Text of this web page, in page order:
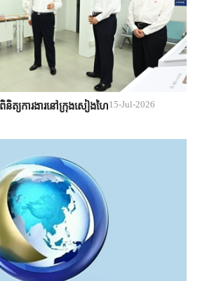
ត្យការងារនៅក្រុងសៀងហៃ15-Jul-2026